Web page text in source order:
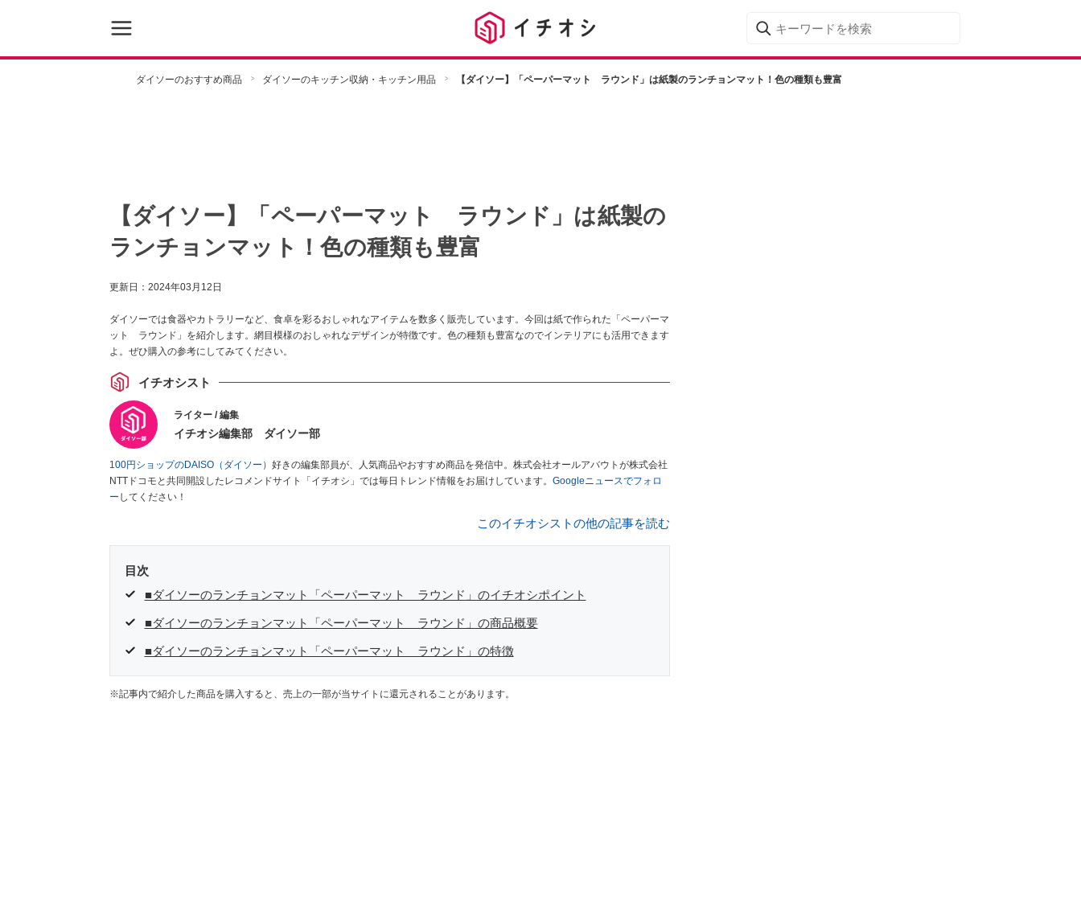
ダイソーのおすすめ商品 ダイソーのキッチン収納・キッチン用品 【ダイソー】「ペーパーマット ラウンド」は紙製のランチョンマット！色の種類も豊富
【ダイソー】「ペーパーマット ラウンド」は紙製の
ランチョンマット！色の種類も豊富
更新日： 2024年03月12日
ダイソーでは食器やカトラリーなど、食卓を彩るおしゃれなアイテムを数多く販売しています。今回は紙で作られた「ペーパーマ
ット ラウンド」を紹介します。網目模様のおしゃれなデザインが特徴です。色の種類も豊富なのでインテリアにも活用できます
よ。ぜひ購入の参考にしてみてください。
イチオシスト
ライター / 編集
イチオシ編集部 ダイソー部
100円ショップのDAISO（ダイソー） 好きの編集部員が、人気商品やおすすめ商品を発信中。株式会社オールアバウトが株式会社
NTTドコモと共同開設したレコメンドサイト「イチオシ」では毎日トレンド情報をお届けしています。 Googleニュースでフォロ
ー してください！
このイチオシストの他の記事を読む
目次
■ダイソーのランチョンマット「ペーパーマット ラウンド」のイチオシポイント
■ダイソーのランチョンマット「ペーパーマット ラウンド」の商品概要
■ダイソーのランチョンマット「ペーパーマット ラウンド」の特徴
※記事内で紹介した商品を購入すると、売上の一部が当サイトに還元されることがあります。